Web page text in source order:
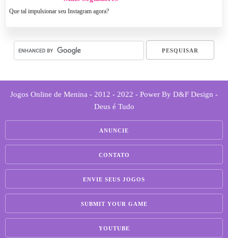
Que tal impulsionar seu Instagram agora?
Jogos Online de Menina - 2012 - 2022 - Power By D&F Design -
Deus é Tudo
ANUNCIE
CONTATO
ENVIE SEUS JOGOS
SUBMIT YOUR GAME
YOUTUBE